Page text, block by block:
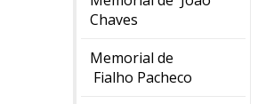
Chaves
Memorial de
Fialho Pacheco